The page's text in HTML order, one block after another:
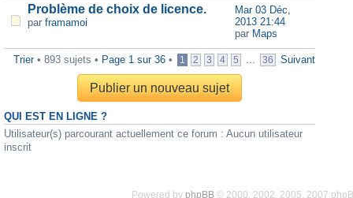
Problème de choix de licence.
par framamoi
Mar 03 Déc,
2013 21:44
par Maps
Trier• 893 sujets • Page 1 sur 36 • 1 2 3 4 5 ... 36 Suivant
Publier un nouveau sujet
QUI EST EN LIGNE ?
Utilisateur(s) parcourant actuellement ce forum : Aucun utilisateur
inscrit
Powered by phpBB© 2000, 2002, 2005, 2007